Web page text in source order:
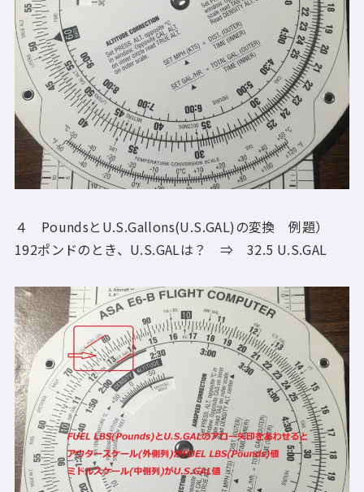
４ PoundsとU.S.Gallons(U.S.GAL)の変換 例題）
192ポンドのとき、U.S.GALは？ ⇒ 32.5 U.S.GAL